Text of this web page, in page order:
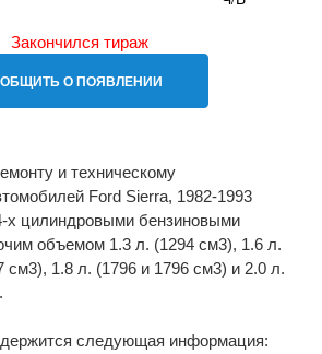
Закончился тираж
О ПОЯВЛЕНИИ
и техническому
Ford Sierra, 1982-1993
х цилиндровыми бензиновыми
объемом 1.3 л. (1294 см3), 1.6 л.
см3), 1.8 л. (1796 и 1796 см3) и 2.0 л.
следующая информация: